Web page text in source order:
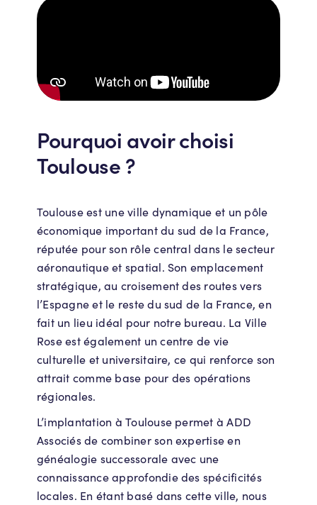
Pourquoi avoir choisi
Toulouse ?
Toulouse est une ville dynamique et un pôle
économique important du sud de la France,
réputée pour son rôle central dans le secteur
aéronautique et spatial. Son emplacement
stratégique, au croisement des routes vers
l’Espagne et le reste du sud de la France, en
fait un lieu idéal pour notre bureau. La Ville
Rose est également un centre de vie
culturelle et universitaire, ce qui renforce son
attrait comme base pour des opérations
régionales.
L’implantation à Toulouse permet à ADD
Associés de combiner son expertise en
généalogie successorale avec une
connaissance approfondie des spécificités
locales. En étant basé dans cette ville, nous